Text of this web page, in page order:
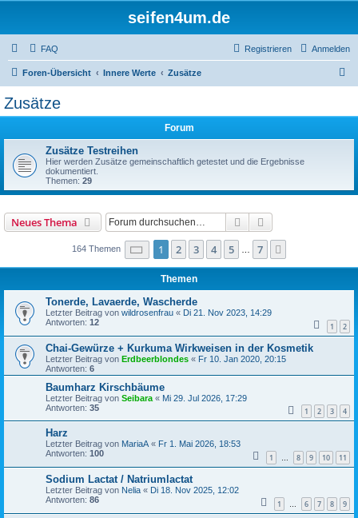
seifen4um.de
FAQ Anmelden
Registrieren
Foren-Übersicht Innere Werte Zusätze
Zusätze
Forum
Zusätze Testreihen
Hier werden Zusätze gemeinschaftlich getestet und die Ergebnisse
dokumentiert.
Themen: 29
Neues Thema Suche
164 Themen Seite 1von
1 2 3 4 5 7
Themen
Tonerde, Lavaerde, Wascherde
Letzter Beitrag von wildrosenfrau « Di 21. Nov 2023, 14:29
Antworten: 12 1 2
Chai-Gewürze + Kurkuma Wirkweisen in der Kosmetik
Letzter Beitrag von Erdbeerblondes « Fr 10. Jan 2020, 20:15
Antworten: 6
Baumharz Kirschbäume
Letzter Beitrag von Seibara « Mi 29. Jul 2026, 17:29
Antworten: 35 1 2 3 4
Harz
Letzter Beitrag von MariaA « Fr 1. Mai 2026, 18:53
Antworten: 100 1 … 8 9 10 11
Sodium Lactat / Natriumlactat
Letzter Beitrag von Nelia « Di 18. Nov 2025, 12:02
Antworten: 86 1 … 6 7 8 9